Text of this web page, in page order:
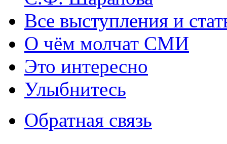
Все выступления и
О чём молчат СМИ
Это интересно
Улыбнитесь
Обратная связь